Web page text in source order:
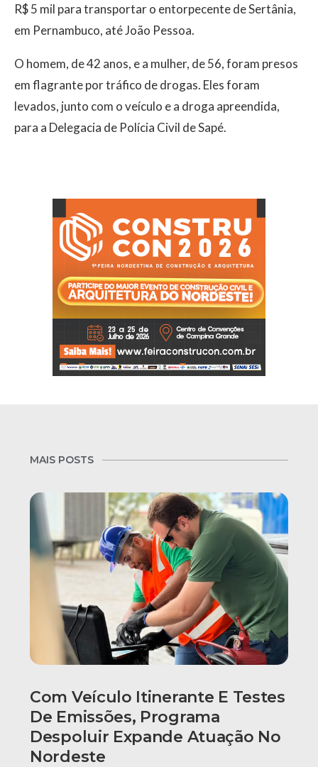
R$ 5 mil para transportar o entorpecente de Sertânia,
em Pernambuco, até João Pessoa.
O homem, de 42 anos, e a mulher, de 56, foram presos
em flagrante por tráfico de drogas. Eles foram
levados, junto com o veículo e a droga apreendida,
para a Delegacia de Polícia Civil de Sapé.
MAIS POSTS
Com Veículo Itinerante E Testes
De Emissões, Programa
Despoluir Expande Atuação No
Nordeste